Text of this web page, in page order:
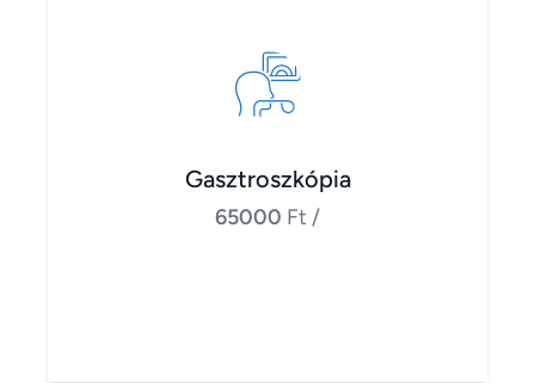
Gasztroszkópia
65000 Ft /